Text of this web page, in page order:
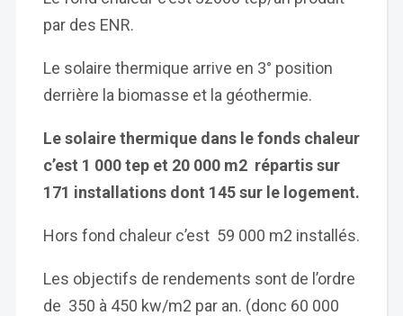
par des ENR.
Le solaire thermique arrive en 3° position
derrière la biomasse et la géothermie.
Le solaire thermique dans le fonds chaleur
c’est 1 000 tep et 20 000 m2 répartis sur
171 installations dont 145 sur le logement.
Hors fond chaleur c’est 59 000 m2 installés.
Les objectifs de rendements sont de l’ordre
de 350 à 450 kw/m2 par an. (donc 60 000